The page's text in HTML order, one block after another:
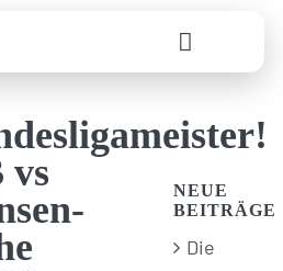
vs
NEUE
BEITRÄGE
Die